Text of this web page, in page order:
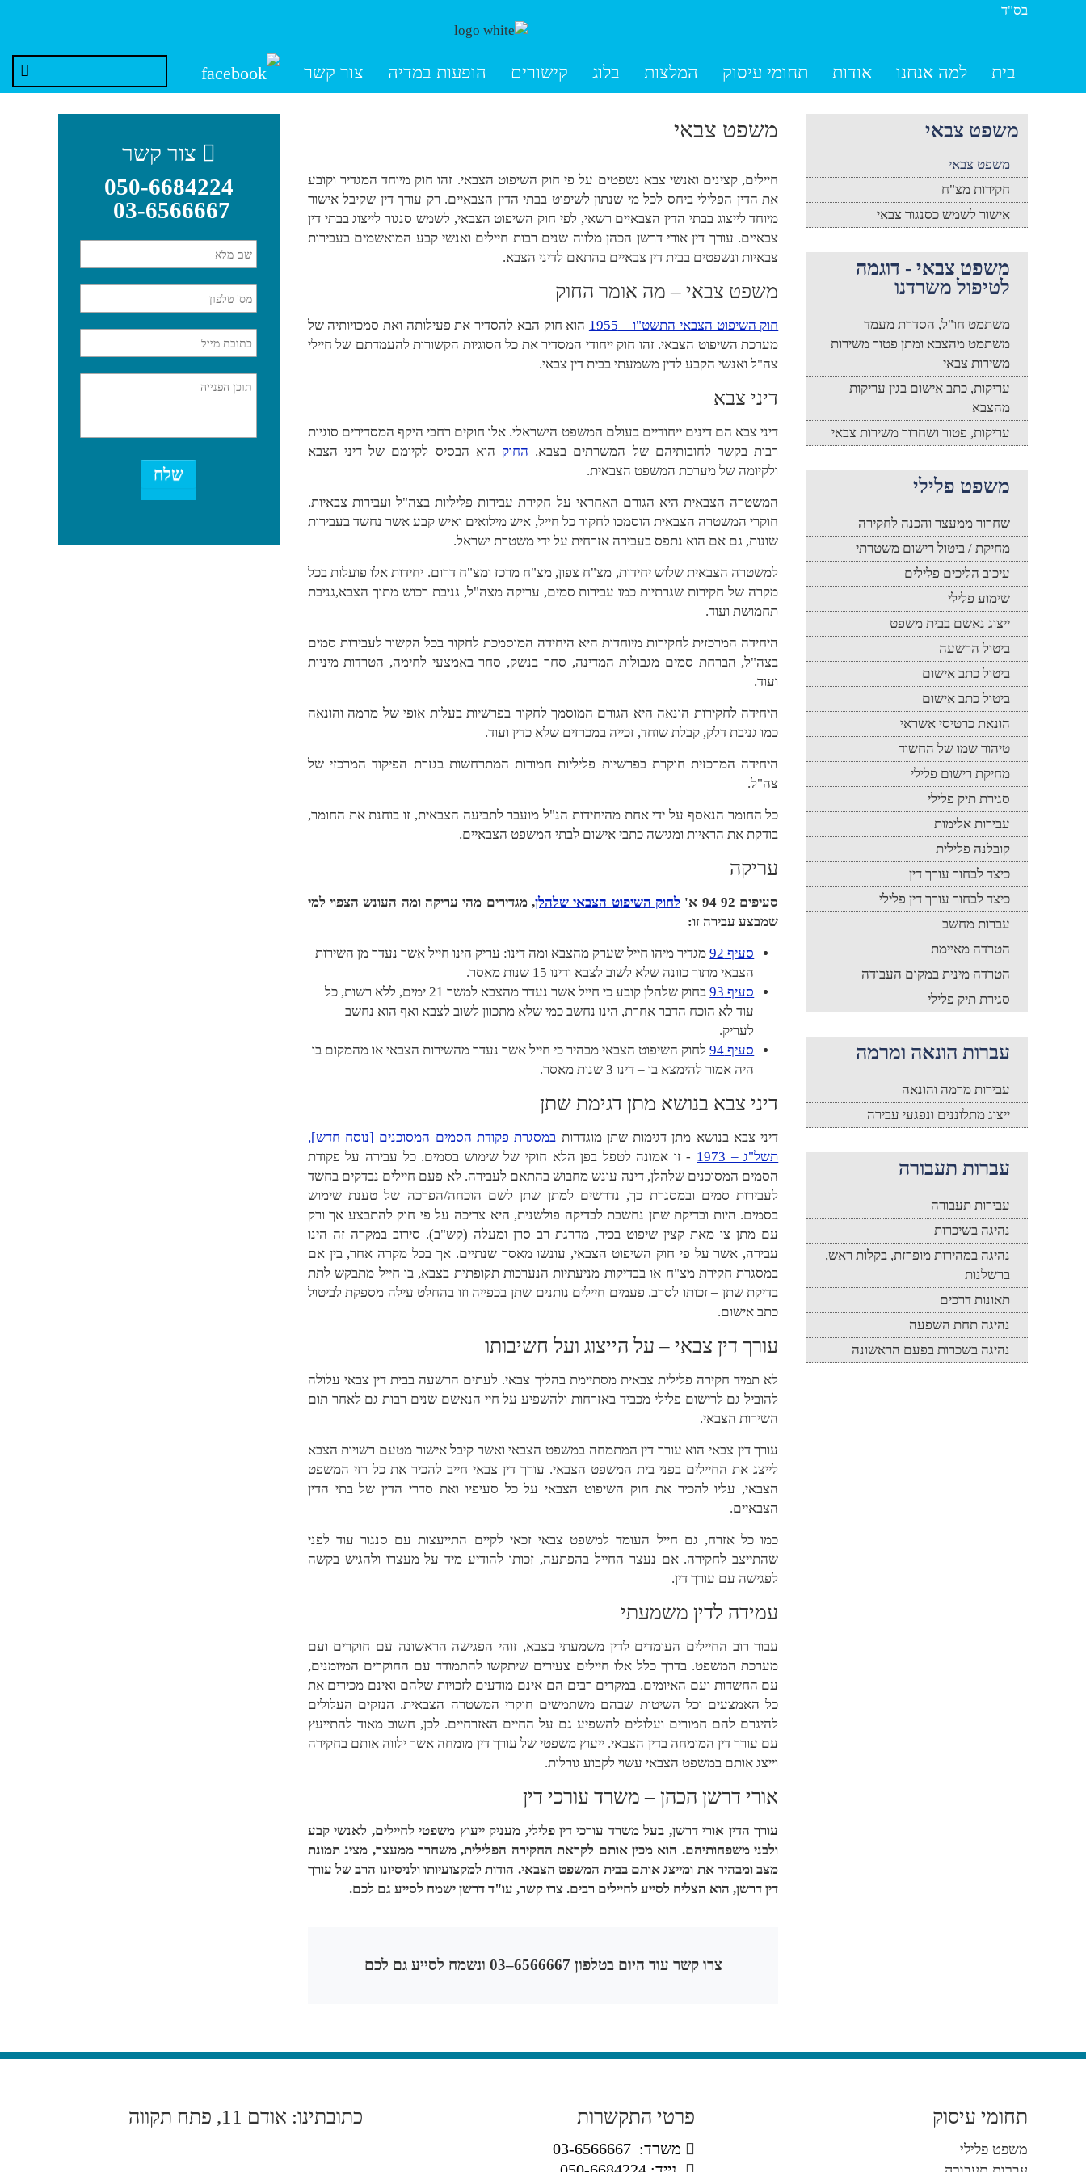
בס"ד
בית למה אנחנו אודות תחומי עיסוק המלצות בלוג קישורים הופעות במדיה צור קשר
0506684224
משפט צבאי
חיילים, קצינים ואנשי צבא נשפטים על פי חוק השיפוט הצבאי. זהו חוק מיוחד המגדיר וקובע
את הדין הפלילי ביחס לכל מי שנתון לשיפוט בבתי הדין הצבאיים. רק עורך דין שקיבל אישור
מיוחד לייצוג בבתי הדין הצבאיים רשאי, לפי חוק השיפוט הצבאי, לשמש סנגור לייצוג בבתי דין
צבאיים. עורך דין אורי דרשן הכהן מלווה שנים רבות חיילים ואנשי קבע המואשמים בעבירות
צבאיות ונשפטים בבית דין צבאיים בהתאם לדיני הצבא.
משפט צבאי – מה אומר החוק
חוק השיפוט הצבאי התשט"ו – 1955
הוא חוק הבא להסדיר את פעילותה ואת סמכויותיה של
מערכת השיפוט הצבאי. זהו חוק ייחודי המסדיר את כל הסוגיות הקשורות להעמדתם של חיילי
צה"ל ואנשי הקבע לדין משמעתי בבית דין צבאי.
דיני צבא
דיני צבא הם דינים ייחודיים בעולם המשפט הישראלי. אלו חוקים רחבי היקף המסדירים סוגיות
רבות בקשר לחובותיהם של המשרתים בצבא. החוק הוא הבסיס לקיומם של דיני הצבא
ולקיומה של מערכת המשפט הצבאית.
המשטרה הצבאית היא הגורם האחראי על חקירת עבירות פליליות בצה"ל ועבירות צבאיות.
חוקרי המשטרה הצבאית הוסמכו לחקור כל חייל, איש מילואים ואיש קבע אשר נחשד בעבירות
שונות, גם אם הוא נתפס בעבירה אזרחית על ידי משטרת ישראל.
למשטרה הצבאית שלוש יחידות, מצ"ח צפון, מצ"ח מרכז ומצ"ח דרום. יחידות אלו פועלות בכל
מקרה של חקירות שגרתיות כמו עבירות סמים, עריקה מצה"ל, גניבת רכוש מתוך הצבא,גניבת
תחמושת ועוד.
היחידה המרכזית לחקירות מיוחדות היא היחידה המוסמכת לחקור בכל הקשור לעבירות סמים
בצה"ל, הברחת סמים מגבולות המדינה, סחר בנשק, סחר באמצעי לחימה, הטרדות מיניות
ועוד.
היחידה לחקירות הונאה היא הגורם המוסמך לחקור בפרשיות בעלות אופי של מרמה והונאה
כמו גניבת דלק, קבלת שוחד, זכייה במכרזים שלא כדין ועוד.
היחידה המרכזית חוקרת בפרשיות פליליות חמורות המתרחשות בגזרת הפיקוד המרכזי של
צה"ל.
כל החומר הנאסף על ידי אחת מהיחידות הנ"ל מועבר לתביעה הצבאית, זו בוחנת את החומר,
בודקת את הראיות ומגישה כתבי אישום לבתי המשפט הצבאיים.
עריקה
סעיפים 92 94 א' לחוק השיפוט הצבאי שלהלן, מגדירים מהי עריקה ומה העונש הצפוי למי
שמבצע עבירה זו:
סעיף 92
מגדיר מיהו חייל שערק מהצבא ומה דינו: עריק הינו חייל אשר נעדר מן השירות
הצבאי מתוך כוונה שלא לשוב לצבא ודינו 15 שנות מאסר.
סעיף 93
בחוק שלהלן קובע כי חייל אשר נעדר מהצבא למשך 21 ימים, ללא רשות, כל
עוד לא הוכח הדבר אחרת, הינו נחשב כמי שלא מתכוון לשוב לצבא ואף הוא נחשב
לעריק.
סעיף 94
לחוק השיפוט הצבאי מבהיר כי חייל אשר נעדר מהשירות הצבאי או מהמקום בו
היה אמור להימצא בו – דינו 3 שנות מאסר.
דיני צבא בנושא מתן דגימת שתן
דיני צבא בנושא מתן דגימות שתן מוגדרות במסגרת פקודת הסמים המסוכנים [נוסח חדש],
תשל"ג – 1973
- זו אמונה לטפל בפן הלא חוקי של שימוש בסמים. כל עבירה על פקודת
הסמים המסוכנים שלהלן, דינה עונש מחבוש בהתאם לעבירה. לא פעם חיילים נבדקים בחשד
לעבירות סמים ובמסגרת כך, נדרשים למתן שתן לשם הוכחה/הפרכה של טענת שימוש
בסמים. היות ובדיקת שתן נחשבת לבדיקה פולשנית, היא צריכה על פי חוק להתבצע אך ורק
עם מתן צו מאת קצין שיפוט בכיר, מדרגת רב סרן ומעלה (קש"ב). סירוב במקרה זה הינו
עבירה, אשר על פי חוק השיפוט הצבאי, עונשו מאסר שנתיים. אך בכל מקרה אחר, בין אם
במסגרת חקירת מצ"ח או בבדיקות מניעתיות הנערכות תקופתית בצבא, בו חייל מתבקש לתת
בדיקת שתן – זכותו לסרב. פעמים חיילים נותנים שתן בכפייה וזו בהחלט עילה מספקת לביטול
כתב אישום.
עורך דין צבאי – על הייצוג ועל חשיבותו
לא תמיד חקירה פלילית צבאית מסתיימת בהליך צבאי. לעתים הרשעה בבית דין צבאי עלולה
להוביל גם לרישום פלילי מכביד באזרחות ולהשפיע על חיי הנאשם שנים רבות גם לאחר תום
השירות הצבאי.
עורך דין צבאי הוא עורך דין המתמחה במשפט הצבאי ואשר קיבל אישור מטעם רשויות הצבא
לייצג את החיילים בפני בית המשפט הצבאי. עורך דין צבאי חייב להכיר את כל רזי המשפט
הצבאי, עליו להכיר את חוק השיפוט הצבאי על כל סעיפיו ואת סדרי הדין של בתי הדין
הצבאיים.
כמו כל אזרח, גם חייל העומד למשפט צבאי זכאי לקיים התייעצות עם סנגור עוד לפני
שהתייצב לחקירה. אם נעצר החייל בהפתעה, זכותו להודיע מיד על מעצרו ולהגיש בקשה
לפגישה עם עורך דין.
עמידה לדין משמעתי
עבור רוב החיילים העומדים לדין משמעתי בצבא, זוהי הפגישה הראשונה עם חוקרים ועם
מערכת המשפט. בדרך כלל אלו חיילים צעירים שיתקשו להתמודד עם החוקרים המיומנים,
עם החשדות ועם האיומים. במקרים רבים הם אינם מודעים לזכויות שלהם ואינם מכירים את
כל האמצעים וכל השיטות שבהם משתמשים חוקרי המשטרה הצבאית. הנזקים העלולים
להיגרם להם חמורים ועלולים להשפיע גם על החיים האזרחיים. לכן, חשוב מאוד להתייעץ
עם עורך דין המומחה בדין הצבאי. ייעוץ משפטי של עורך דין מומחה אשר ילווה אותם בחקירה
וייצג אותם במשפט הצבאי עשוי לקבוע גורלות.
אורי דרשן הכהן – משרד עורכי דין
עורך הדין אורי דרשן, בעל משרד עורכי דין פלילי, מעניק ייעוץ משפטי לחיילים, לאנשי קבע
ולבני משפחותיהם. הוא מכין אותם לקראת החקירה הפלילית, משחרר ממעצר, מציג תמונת
מצב ומבהיר את ומייצג אותם בבית המשפט הצבאי. הודות למקצועיותו ולניסיונו הרב של עורך
דין דרשן, הוא הצליח לסייע לחיילים רבים. צרו קשר, עו"ד דרשן ישמח לסייע גם לכם.
צרו קשר עוד היום בטלפון 6566667–03 ונשמח לסייע גם לכם
משפט צבאי
משפט צבאי
חקירות מצ"ח
אישור לשמש כסנגור צבאי
משפט צבאי - דוגמה
לטיפול משרדנו
משתמט חו"ל, הסדרת מעמד
משתמט מהצבא ומתן פטור משירות
משירות צבאי
עריקות, כתב אישום בגין עריקות
מהצבא
עריקות, פטור ושחרור משירות צבאי
משפט פלילי
שחרור ממעצר והכנה לחקירה
מחיקת / ביטול רישום משטרתי
עיכוב הליכים פלילים
שימוע פלילי
ייצוג נאשם בבית משפט
ביטול הרשעה
ביטול כתב אישום
ביטול כתב אישום
הונאת כרטיסי אשראי
טיהור שמו של החשוד
מחיקת רישום פלילי
סגירת תיק פלילי
עבירות אלימות
קובלנה פלילית
כיצד לבחור עורך דין
כיצד לבחור עורך דין פלילי
עברות מחשב
הטרדה מאיימת
הטרדה מינית במקום העבודה
סגירת תיק פלילי
עברות הונאה ומרמה
עבירות מרמה והונאה
ייצוג מתלוננים ונפגעי עבירה
עברות תעבורה
עבירות תעבורה
נהיגה בשיכרות
נהיגה במהירות מופרזת, בקלות ראש,
ברשלנות
תאונות דרכים
נהיגה תחת השפעה
נהיגה בשכרות בפעם הראשונה
צור קשר
050-6684224
03-6566667
תחומי עיסוק
משפט פלילי
פרטי התקשרות
משרד: 03-6566667
כתובתינו: אודם 11, פתח תקווה